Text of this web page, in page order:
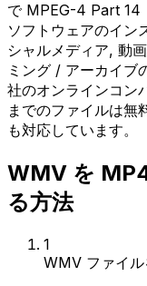
で MPEG-4 Part 14
ソフトウェアのイン
シャルメディア, 動
ミング / アーカイブ
社のオンラインコン
までのファイルは無
も対応しています。
WMV を
る方法
1
WMV ファイル